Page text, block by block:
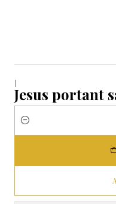
|
Jesus portant
Quantity